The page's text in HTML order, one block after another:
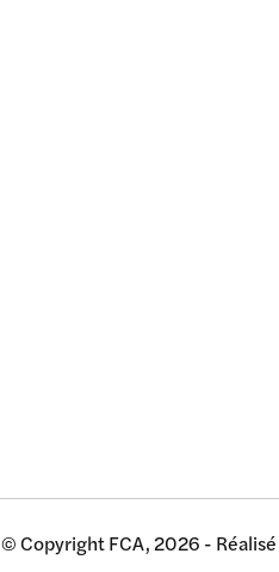
© Copyright FCA, 2026 -